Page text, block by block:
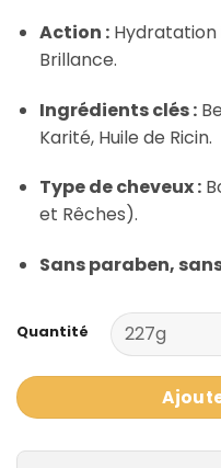
Action :Hydratation
Brillance.
Ingrédients clés :
Karité, Huile de Ricin.
Type de cheveux :
et Rêches).
Sans paraben,
Quantité